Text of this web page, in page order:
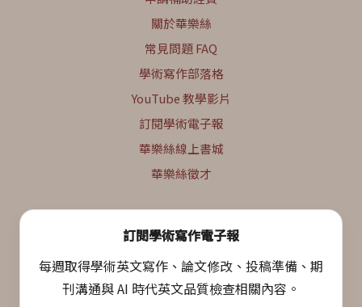
關於華樂絲
常見問題 FAQ
學術寫作部落格
YouTube 教學影片
訂閱學術電子報
華樂絲線上書城
華樂絲徵才
訂閱學術寫作電子報
每週取得學術英文寫作、論文修改、投稿準備、期
刊溝通與 AI 時代英文品質檢查相關內容。